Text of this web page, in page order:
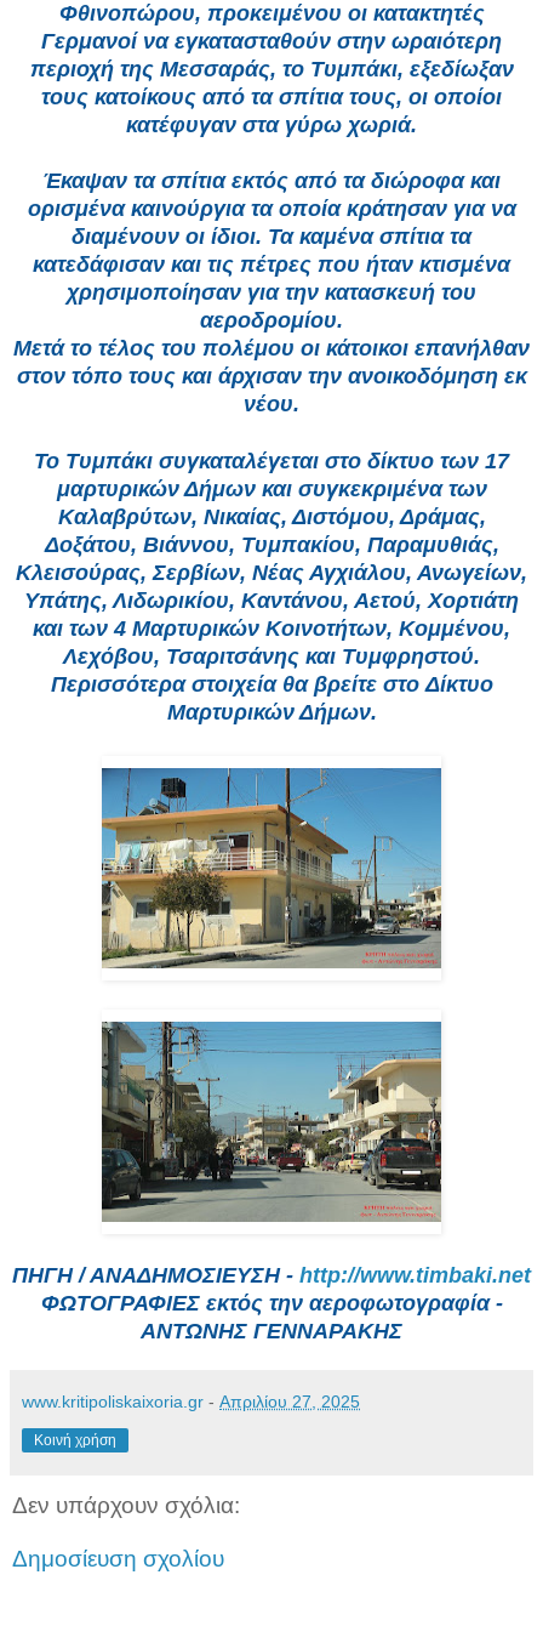
Φθινοπώρου, προκειμένου οι κατακτητές
Γερμανοί να εγκατασταθούν στην ωραιότερη
περιοχή της Μεσσαράς, το Τυμπάκι, εξεδίωξαν
τους κατοίκους από τα σπίτια τους, οι οποίοι
κατέφυγαν στα γύρω χωριά.
Έκαψαν τα σπίτια εκτός από τα διώροφα και
ορισμένα καινούργια τα οποία κράτησαν για να
διαμένουν οι ίδιοι. Τα καμένα σπίτια τα
κατεδάφισαν και τις πέτρες που ήταν κτισμένα
χρησιμοποίησαν για την κατασκευή του
αεροδρομίου.
Μετά το τέλος του πολέμου οι κάτοικοι επανήλθαν
στον τόπο τους και άρχισαν την ανοικοδόμηση εκ
νέου.
Το Τυμπάκι συγκαταλέγεται στο δίκτυο των 17
μαρτυρικών Δήμων και συγκεκριμένα των
Καλαβρύτων, Νικαίας, Διστόμου, Δράμας,
Δοξάτου, Βιάννου, Τυμπακίου, Παραμυθιάς,
Κλεισούρας, Σερβίων, Νέας Αγχιάλου, Ανωγείων,
Υπάτης, Λιδωρικίου, Καντάνου, Αετού, Χορτιάτη
και των 4 Μαρτυρικών Κοινοτήτων, Κομμένου,
Λεχόβου, Τσαριτσάνης και Τυμφρηστού.
Περισσότερα στοιχεία θα βρείτε στο Δίκτυο
Μαρτυρικών Δήμων.
ΠΗΓΗ / ΑΝΑΔΗΜΟΣΙΕΥΣΗ - http://www.timbaki.net
ΦΩΤΟΓΡΑΦΙΕΣ εκτός την αεροφωτογραφία -
ΑΝΤΩΝΗΣ ΓΕΝΝΑΡΑΚΗΣ
www.kritipoliskaixoria.gr - Απριλίου 27, 2025
Κοινή χρήση
Δεν υπάρχουν σχόλια:
Δημοσίευση σχολίου